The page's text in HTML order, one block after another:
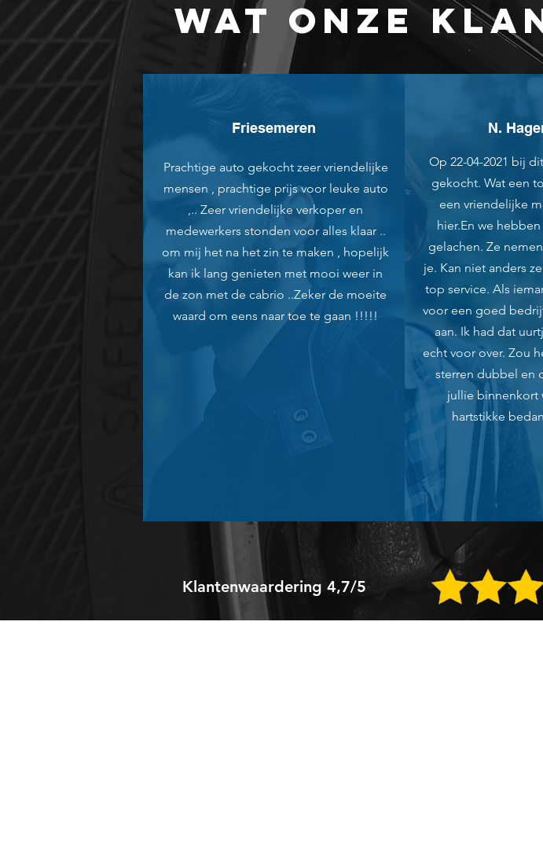
WAT ONZE
Friesemeren
Prachtige auto gekocht zeer vriendelijke
mensen , prachtige prijs voor leuke auto
,.. Zeer vriendelijke verkoper en
medewerkers stonden voor alles klaar ..
om mij het na het zin te maken , hopelijk
kan ik lang genieten met mooi weer in
de zon met de cabrio ..Zeker de moeite
waard om eens naar toe te gaan !!!!!
N.
Op 22-04-2021 bij
gekocht. Wat een
een vriendelijke
hier.En we
gelachen. Ze
je. Kan niet anders
top service. Als
voor een goed
aan. Ik had dat
echt voor over. Zou
sterren dubbel en
jullie binnenkort
hartstikke
Klantenwaardering 4,7/5